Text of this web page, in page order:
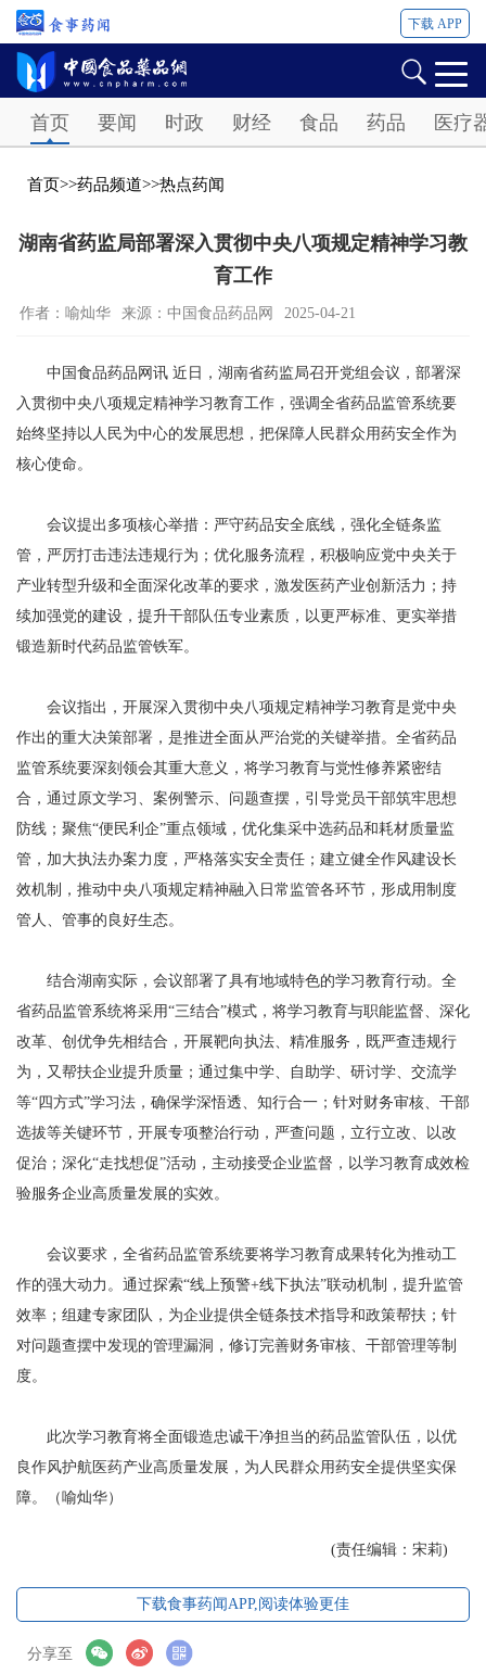
下载 APP
首页 要闻 时政 财经 食品 药品 医疗
首页>>药品频道>>热点药闻
湖南省药监局部署深入贯彻中央八项规定精神学习教
育工作
作者：喻灿华 来源：中国食品药品网 2025-04-21
中国食品药品网讯 近日，湖南省药监局召开党组会议，部署深
入贯彻中央八项规定精神学习教育工作，强调全省药品监管系统要
始终坚持以人民为中心的发展思想，把保障人民群众用药安全作为
核心使命。
会议提出多项核心举措：严守药品安全底线，强化全链条监
管，严厉打击违法违规行为；优化服务流程，积极响应党中央关于
产业转型升级和全面深化改革的要求，激发医药产业创新活力；持
续加强党的建设，提升干部队伍专业素质，以更严标准、更实举措
锻造新时代药品监管铁军。
会议指出，开展深入贯彻中央八项规定精神学习教育是党中央
作出的重大决策部署，是推进全面从严治党的关键举措。全省药品
监管系统要深刻领会其重大意义，将学习教育与党性修养紧密结
合，通过原文学习、案例警示、问题查摆，引导党员干部筑牢思想
防线；聚焦“便民利企”重点领域，优化集采中选药品和耗材质量监
管，加大执法办案力度，严格落实安全责任；建立健全作风建设长
效机制，推动中央八项规定精神融入日常监管各环节，形成用制度
管人、管事的良好生态。
结合湖南实际，会议部署了具有地域特色的学习教育行动。全
省药品监管系统将采用“三结合”模式，将学习教育与职能监督、深化
改革、创优争先相结合，开展靶向执法、精准服务，既严查违规行
为，又帮扶企业提升质量；通过集中学、自助学、研讨学、交流学
等“四方式”学习法，确保学深悟透、知行合一；针对财务审核、干部
选拔等关键环节，开展专项整治行动，严查问题，立行立改、以改
促治；深化“走找想促”活动，主动接受企业监督，以学习教育成效检
验服务企业高质量发展的实效。
会议要求，全省药品监管系统要将学习教育成果转化为推动工
作的强大动力。通过探索“线上预警+线下执法”联动机制，提升监管
效率；组建专家团队，为企业提供全链条技术指导和政策帮扶；针
对问题查摆中发现的管理漏洞，修订完善财务审核、干部管理等制
度。
此次学习教育将全面锻造忠诚干净担当的药品监管队伍，以优
良作风护航医药产业高质量发展，为人民群众用药安全提供坚实保
障。（喻灿华）
(责任编辑：宋莉)
下载食事药闻APP,阅读体验更佳
分享至